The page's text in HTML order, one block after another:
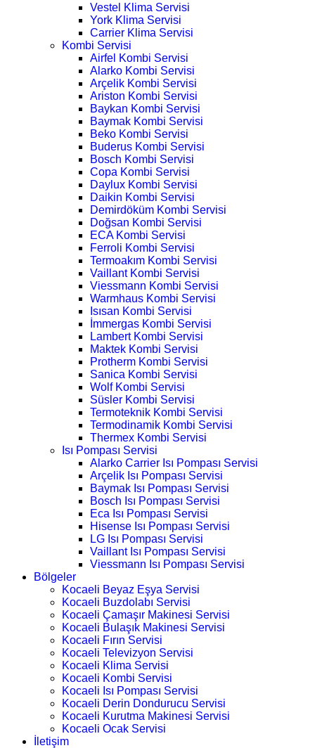
Vestel Klima Servisi
York Klima Servisi
Carrier Klima Servisi
Kombi Servisi
Airfel Kombi Servisi
Alarko Kombi Servisi
Arçelik Kombi Servisi
Ariston Kombi Servisi
Baykan Kombi Servisi
Baymak Kombi Servisi
Beko Kombi Servisi
Buderus Kombi Servisi
Bosch Kombi Servisi
Copa Kombi Servisi
Daylux Kombi Servisi
Daikin Kombi Servisi
Demirdöküm Kombi Servisi
Doğsan Kombi Servisi
ECA Kombi Servisi
Ferroli Kombi Servisi
Termoakım Kombi Servisi
Vaillant Kombi Servisi
Viessmann Kombi Servisi
Warmhaus Kombi Servisi
Isısan Kombi Servisi
İmmergas Kombi Servisi
Lambert Kombi Servisi
Maktek Kombi Servisi
Protherm Kombi Servisi
Sanica Kombi Servisi
Wolf Kombi Servisi
Süsler Kombi Servisi
Termoteknik Kombi Servisi
Termodinamik Kombi Servisi
Thermex Kombi Servisi
Isı Pompası Servisi
Alarko Carrier Isı Pompası Servisi
Arçelik Isı Pompası Servisi
Baymak Isı Pompası Servisi
Bosch Isı Pompası Servisi
Eca Isı Pompası Servisi
Hisense Isı Pompası Servisi
LG Isı Pompası Servisi
Vaillant Isı Pompası Servisi
Viessmann Isı Pompası Servisi
Bölgeler
Kocaeli Beyaz Eşya Servisi
Kocaeli Buzdolabı Servisi
Kocaeli Çamaşır Makinesi Servisi
Kocaeli Bulaşık Makinesi Servisi
Kocaeli Fırın Servisi
Kocaeli Televizyon Servisi
Kocaeli Klima Servisi
Kocaeli Kombi Servisi
Kocaeli Isı Pompası Servisi
Kocaeli Derin Dondurucu Servisi
Kocaeli Kurutma Makinesi Servisi
Kocaeli Ocak Servisi
İletişim